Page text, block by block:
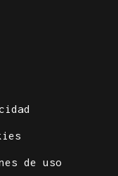
de uso